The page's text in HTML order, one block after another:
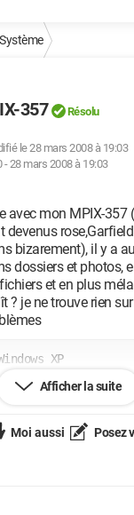
357 Résolu
le 28 mars 2008 à 19:03
-28 mars 2008 à 19:03
avec mon MPIX-357
devenus
bizarement), il y a
dossiers et photos,
et en plus
? je ne trouve rien
XP
Afficher la suite
Moi aussi Posez